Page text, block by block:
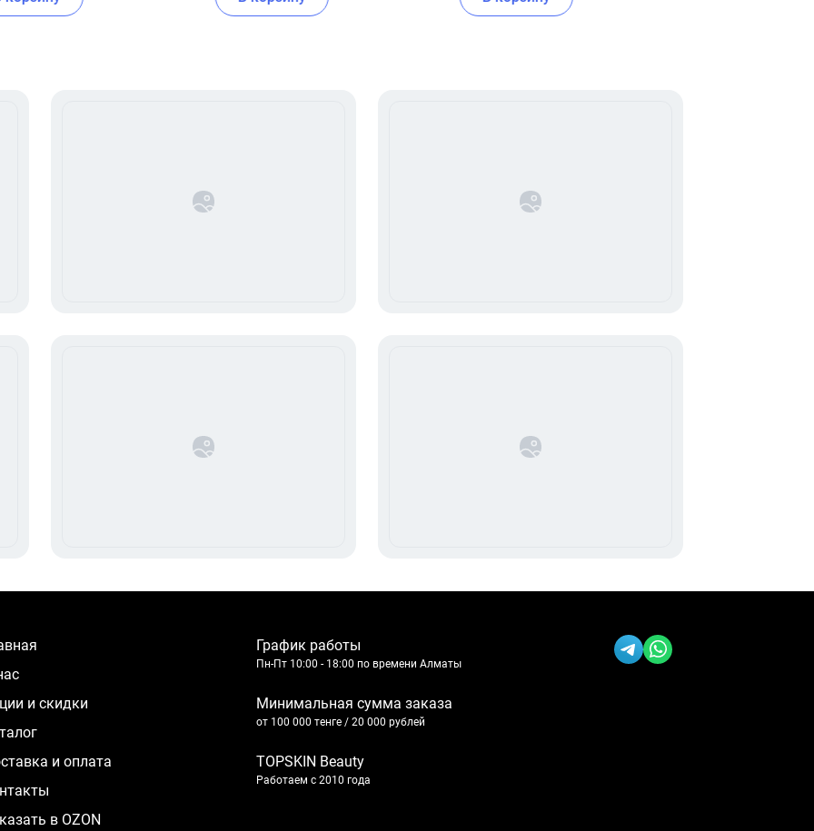
нас
и скидки
и оплата
в OZON
График работы
Пн-Пт 10:00 - 18:00 по времени Алматы
Минимальная сумма заказа
от 100 000 тенге / 20 000 рублей
TOPSKIN Beauty
Работаем с 2010 года